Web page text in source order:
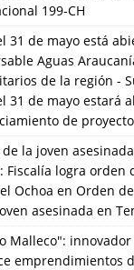
199-CH
31 de mayo está
Aguas
de la región -
31 de mayo estará
de
de la joven
Fiscalía logra orden
Ochoa en Orden
asesinada en
Malleco":
emprendimientos